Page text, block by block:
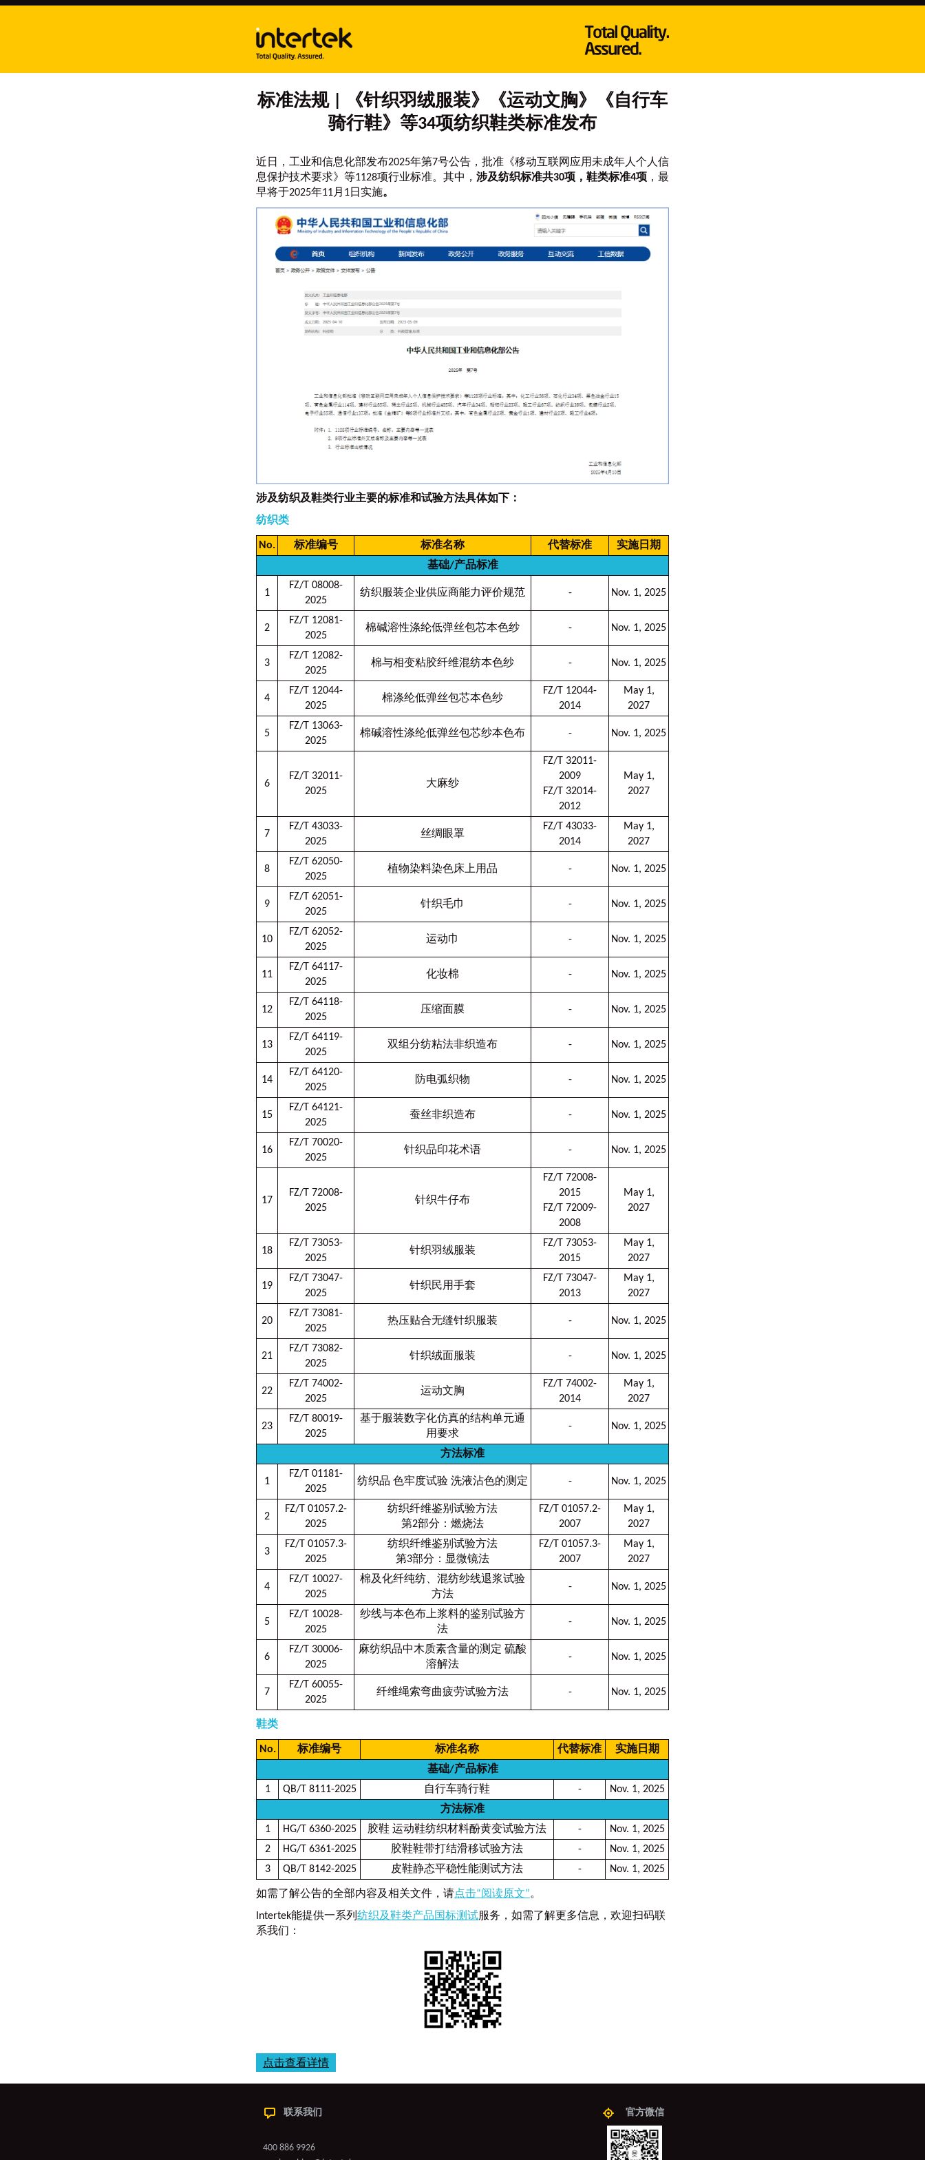
标准法规 | 《针织羽绒服装》《运动文胸》《自行车
骑行鞋》等34项纺织鞋类标准发布
近日，工业和信息化部发布2025年第7号公告，批准《移动互联网应用未成年人个人信
息保护技术要求》等1128项行业标准。其中， 涉及纺织标准共30项，鞋类标准4项 ，最
早将于2025年11月1日实施。
涉及纺织及鞋类行业主要的标准和试验方法具体如下 ：
纺织类
No. 标准编号 标准名称 代替标准
实施日期
基础/产品标准
1
FZ/T 08008-
2025
纺织服装企业供应商能力评价规范 - Nov. 1, 2025
2
FZ/T 12081-
2025
棉碱溶性涤纶低弹丝包芯本色纱 - Nov. 1, 2025
3
FZ/T 12082-
2025
棉与相变粘胶纤维混纺本色纱 - Nov. 1, 2025
4
FZ/T 12044-
2025
棉涤纶低弹丝包芯本色纱
FZ/T 12044-
2014
May 1,
2027
5
FZ/T 13063-
2025
棉碱溶性涤纶低弹丝包芯纱本色布 - Nov. 1, 2025
6
FZ/T 32011-
2025
大麻纱
FZ/T 32011-
2009
FZ/T 32014-
2012
May 1,
2027
7
FZ/T 43033-
2025
丝绸眼罩
FZ/T 43033-
2014
May 1,
2027
8
FZ/T 62050-
2025
植物染料染色床上用品 - Nov. 1, 2025
9
FZ/T 62051-
2025
针织毛巾 - Nov. 1, 2025
10
FZ/T 62052-
2025
运动巾 - Nov. 1, 2025
11
FZ/T 64117-
2025
化妆棉 - Nov. 1, 2025
12
FZ/T 64118-
2025
压缩面膜 - Nov. 1, 2025
13
FZ/T 64119-
2025
双组分纺粘法非织造布 - Nov. 1, 2025
14
FZ/T 64120-
2025
防电弧织物 - Nov. 1, 2025
15
FZ/T 64121-
2025
蚕丝非织造布 - Nov. 1, 2025
16
FZ/T 70020-
2025
针织品印花术语 - Nov. 1, 2025
17
FZ/T 72008-
2025
针织牛仔布
FZ/T 72008-
2015
FZ/T 72009-
2008
May 1,
2027
18
FZ/T 73053-
2025
针织羽绒服装
FZ/T 73053-
2015
May 1,
2027
19
FZ/T 73047-
2025
针织民用手套
FZ/T 73047-
2013
May 1,
2027
20
FZ/T 73081-
2025
热压贴合无缝针织服装 - Nov. 1, 2025
21
FZ/T 73082-
2025
针织绒面服装 - Nov. 1, 2025
22
FZ/T 74002-
2025
运动文胸
FZ/T 74002-
2014
May 1,
2027
23
FZ/T 80019-
2025
基于服装数字化仿真的结构单元通
用要求
- Nov. 1, 2025
方法标准
1
FZ/T 01181-
2025
纺织品 色牢度试验 洗液沾色的测定 - Nov. 1, 2025
2
FZ/T 01057.2-
2025
纺织纤维鉴别试验方法
第2部分：燃烧法
FZ/T 01057.2-
2007
May 1,
2027
3
FZ/T 01057.3-
2025
纺织纤维鉴别试验方法
第3部分：显微镜法
FZ/T 01057.3-
2007
May 1,
2027
4
FZ/T 10027-
2025
棉及化纤纯纺、混纺纱线退浆试验
方法
- Nov. 1, 2025
5
FZ/T 10028-
2025
纱线与本色布上浆料的鉴别试验方
法
- Nov. 1, 2025
6
FZ/T 30006-
2025
麻纺织品中木质素含量的测定 硫酸
溶解法
- Nov. 1, 2025
7
FZ/T 60055-
2025
纤维绳索弯曲疲劳试验方法 - Nov. 1, 2025
鞋类
No. 标准编号 标准名称 代替标准
实施日期
基础/产品标准
1
QB/T 8111-2025 自行车骑行鞋 -
Nov. 1, 2025
方法标准
1
HG/T 6360-2025 胶鞋 运动鞋纺织材料酚黄变试验方法 -
Nov. 1, 2025
2
HG/T 6361-2025 胶鞋鞋带打结滑移试验方法 -
Nov. 1, 2025
3
QB/T 8142-2025 皮鞋静态平稳性能测试方法 - Nov. 1, 2025
如需了解公告的全部内容及相关文件，请点击“阅读原文”。
Intertek能提供一系列 纺织及鞋类产品国标测试服务，如需了解更多信息，欢迎扫码联
系我们：
点击查看详情
联系我们
400 886 9926
官方微信